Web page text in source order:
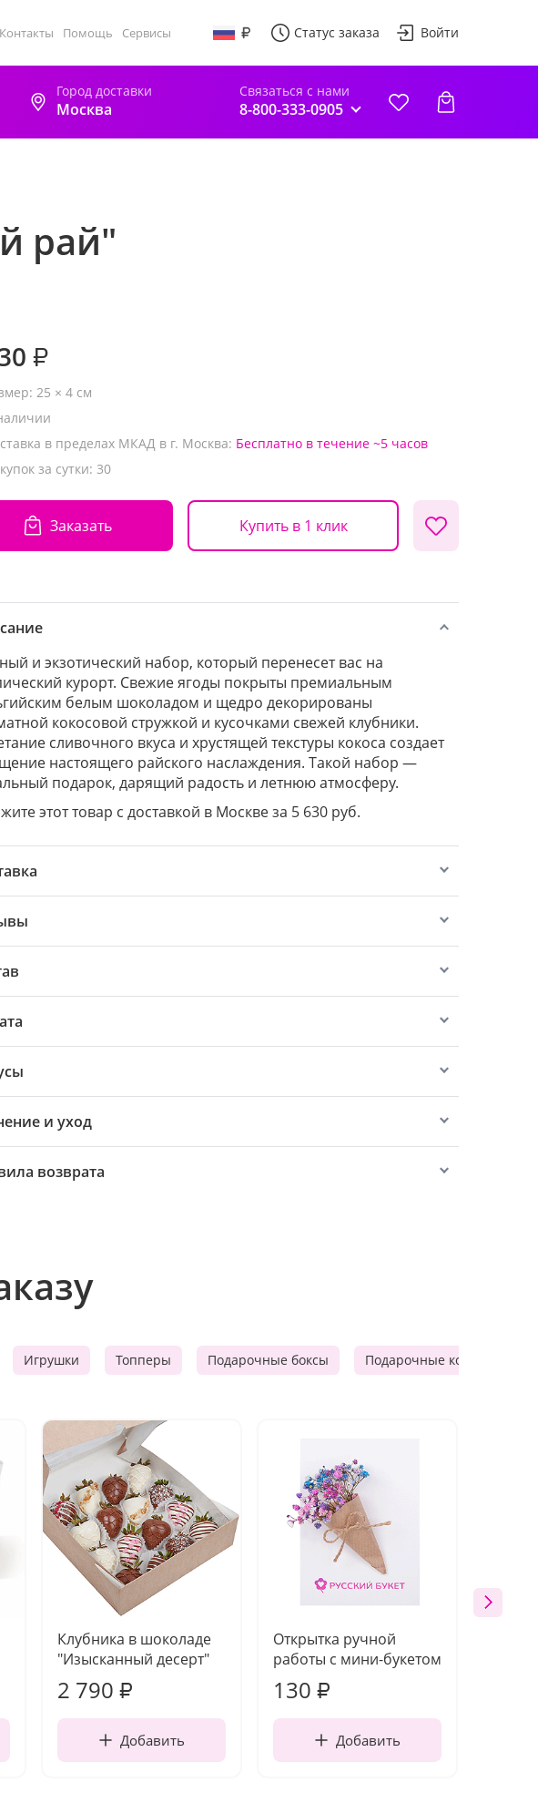
Контакты Помощь Сервисы Статус заказа Войти
Город доставки
Москва
Связаться с нами
8-800-333-0905
рай"
₽
25 × 4 см
в пределах МКАД в г. Москва: Бесплатно в течение ~5 часов
за сутки: 30
Заказать Купить в 1 клик
и экзотический набор, который перенесет вас на
курорт. Свежие ягоды покрыты премиальным
белым шоколадом и щедро декорированы
кокосовой стружкой и кусочками свежей клубники.
сливочного вкуса и хрустящей текстуры кокоса создает
настоящего райского наслаждения. Такой набор —
подарок, дарящий радость и летнюю атмосферу.
этот товар с доставкой в Москве за 5 630 руб.
и уход
возврата
Игрушки Топперы Подарочные боксы Подарочные корзины
Клубника в шоколаде
"Изысканный десерт"
2 790 ₽
Добавить
Открытка ручной
работы с мини-букетом
130 ₽
Добавить